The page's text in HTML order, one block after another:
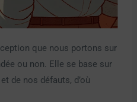
que nous portons sur
ou non. Elle se base sur
de nos défauts, d’où